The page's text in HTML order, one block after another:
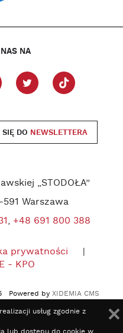
NA
DO NEWSLETTERA
„STODOŁA”
Warszawa
, +48 691 800 388
prywatności
- KPO
Powered by XIDEMIA CMS
usług zgodnie z